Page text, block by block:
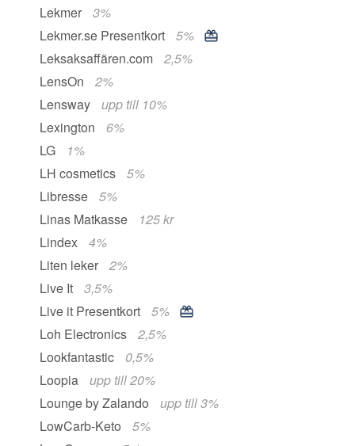
Lekmer
3%
Lekmer.se Presentkort
5%
Leksaksaffären.com
2,5%
LensOn
2%
Lensway
upp till 10%
Lexington
6%
LG
1%
LH cosmetics
5%
Libresse
5%
Linas Matkasse
125 kr
Lindex
4%
Liten leker
2%
Live It
3,5%
Live it Presentkort
5%
Loh Electronics
2,5%
Lookfantastic
0,5%
Loopia
upp till 20%
Lounge by Zalando
upp till 3%
LowCarb-Keto
5%